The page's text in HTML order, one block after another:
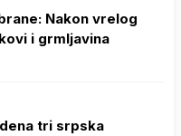
Nakon vrelog
i grmljavina
tri srpska